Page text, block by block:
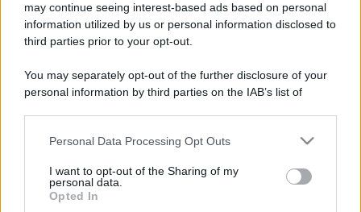
may continue seeing interest-based ads based on personal
information utilized by us or personal information disclosed to
third parties prior to your opt-out.
You may separately opt-out of the further disclosure of your
personal information by third parties on the IAB’s list of
This information may also be disclosed by us to third parties
disclose it to other third parties.
Please note that this website/app uses one or more Google
Personal Data Processing Opt Outs
I want to opt-out of the Sharing of my
personal data.
Opted In